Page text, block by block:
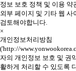
정보 보호 정책 및 이용
외부 페이지 및 기타 웹
검토해야합니다.
×
개인정보처리방침
('http://
자의 개인정보 보호 및 권
활하게 처리할 수 있도록